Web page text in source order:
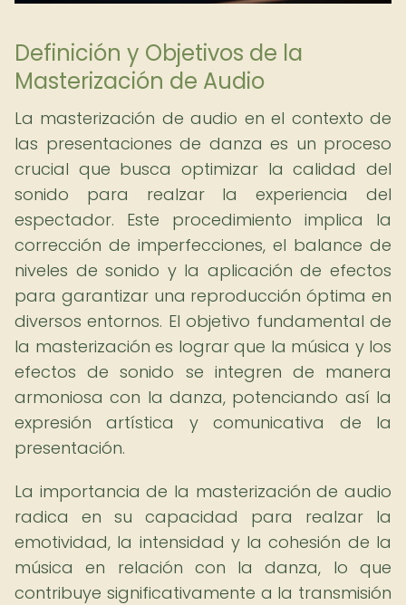
Definición y Objetivos de la
Masterización de Audio
La masterización de audio en el contexto de
las presentaciones de danza es un proceso
crucial que busca optimizar la calidad del
sonido para realzar la experiencia del
espectador. Este procedimiento implica la
corrección de imperfecciones, el balance de
niveles de sonido y la aplicación de efectos
para garantizar una reproducción óptima en
diversos entornos. El objetivo fundamental de
la masterización es lograr que la música y los
efectos de sonido se integren de manera
armoniosa con la danza, potenciando así la
expresión artística y comunicativa de la
presentación.
La importancia de la masterización de audio
radica en su capacidad para realzar la
emotividad, la intensidad y la cohesión de la
música en relación con la danza, lo que
contribuye significativamente a la transmisión